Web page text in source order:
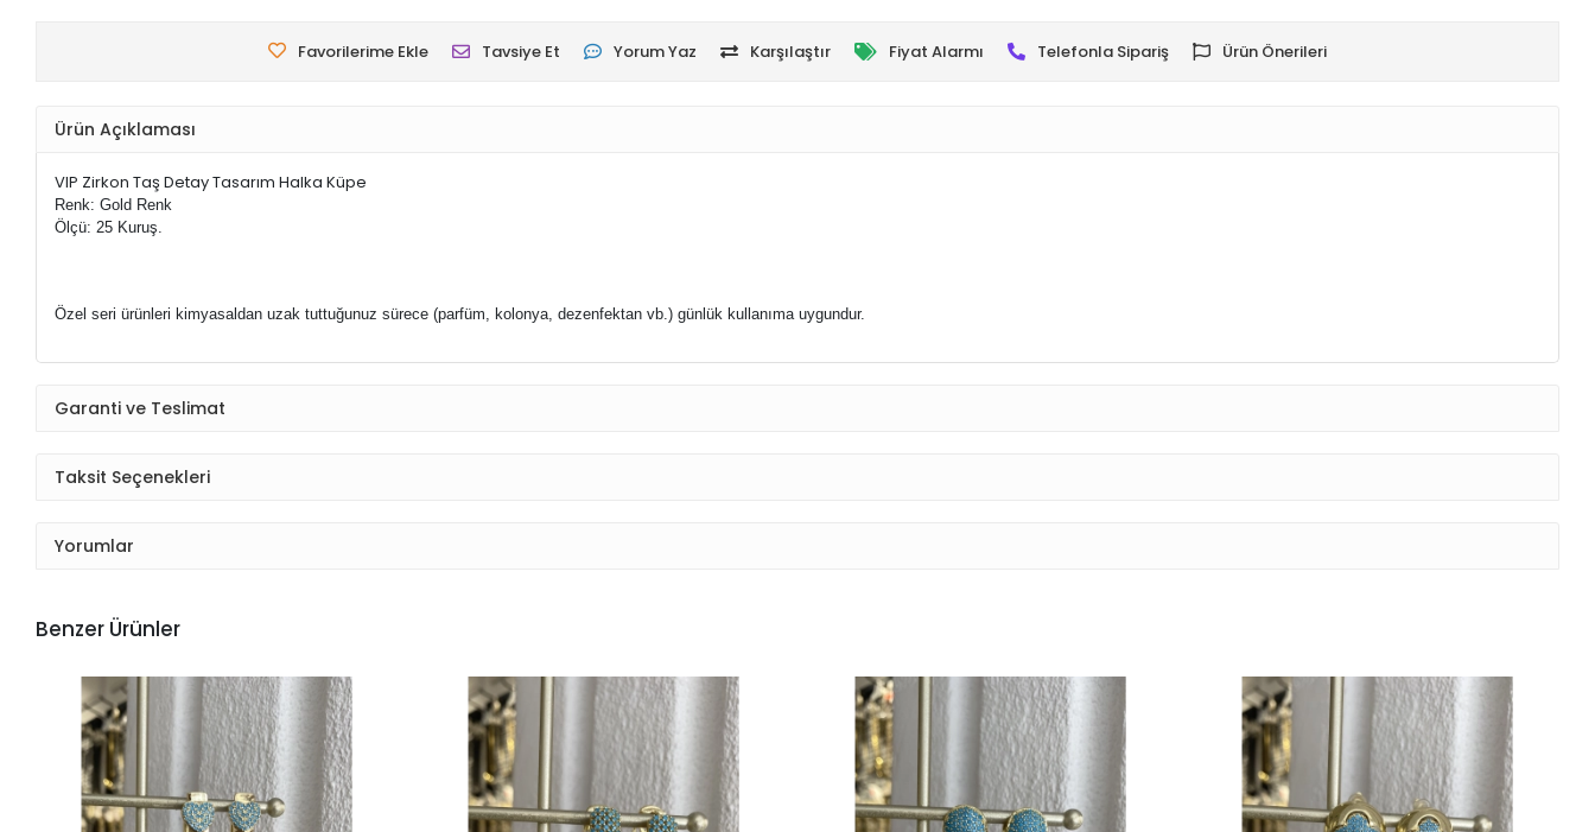
Favorilerime Ekle Tavsiye Et Yorum Yaz Karşılaştır Fiyat Alarmı Telefonla Sipariş Ürün Önerileri
Ürün Açıklaması
VIP Zirkon Taş Detay Tasarım Halka Küpe
Renk: Gold Renk
Ölçü: 25 Kuruş.
Özel seri ürünleri kimyasaldan uzak tuttuğunuz sürece (parfüm, kolonya, dezenfektan vb.) günlük kullanıma uygundur.
Garanti ve Teslimat
Taksit Seçenekleri
Yorumlar
Benzer Ürünler